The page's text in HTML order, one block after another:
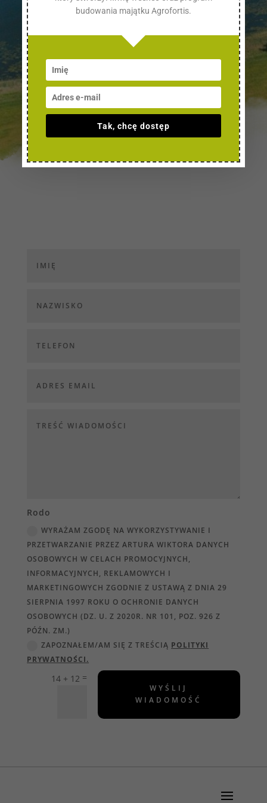
Rodo
WYRAŻAM ZGODĘ NA WYKORZYSTYWANIE I
PRZETWARZANIE PRZEZ ARTURA WIKTORA DANYCH
OSOBOWYCH W CELACH PROMOCYJNYCH,
INFORMACYJNYCH, REKLAMOWYCH I
MARKETINGOWYCH ZGODNIE Z USTAWĄ Z DNIA 29
SIERPNIA 1997 ROKU O OCHRONIE DANYCH
OSOBOWYCH (DZ. U. Z 2020R. NR 101, POZ. 926 Z
PÓŹN. ZM.)
ZAPOZNAŁEM/AM SIĘ Z TREŚCIĄ POLITYKI
PRYWATNOŚCI.
14 + 12 =
WYŚLIJ
WIADOMOŚĆ
budowania majątku Agrofortis.
Tak, chcę dostęp